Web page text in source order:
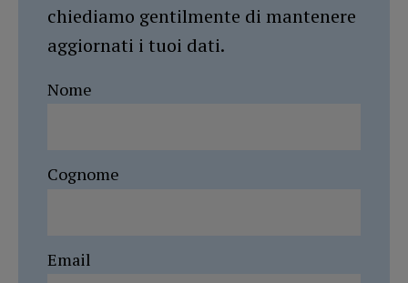
chiediamo gentilmente di mantenere
aggiornati i tuoi dati.
Nome
Cognome
Email